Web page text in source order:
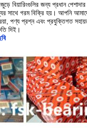
বিয়ারিংগুলির জন্য প্রধান
সাথে গরম বিক্রি হয়। আপনি
পণ্য প্রশ্ন এবং প্রযুক্তিগত
দিই।